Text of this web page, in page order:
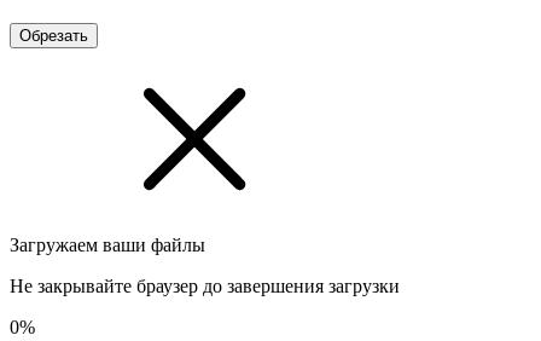
Обрезать
Загружаем ваши файлы
Не закрывайте браузер до завершения загрузки
0%